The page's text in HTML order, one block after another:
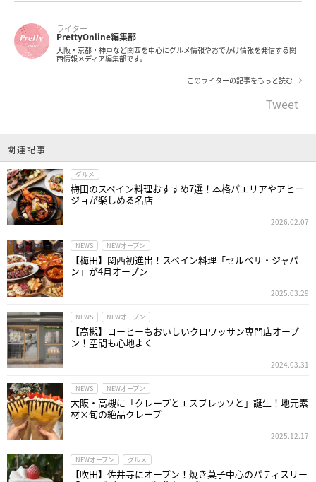
ライター
PrettyOnline編集部
大阪・京都・神戸など関西を中心にグルメ情報やおでかけ情報を発信する関
西情報メディア編集部です。
このライターの記事をもっと読む
Tweet
関連記事
グルメ
梅田のスペイン料理おすすめ7選！本格パエリアやアヒー
ジョが楽しめる名店
2026.02.07
NEWS NEWオープン
【梅田】関西初進出！スペイン料理「セルベサ・ジャパ
ン」が4月オープン
2025.03.29
NEWS NEWオープン
【高槻】コーヒーもおいしいクロワッサン専門店オープ
ン！空間も心地よく
2024.03.31
NEWS NEWオープン
大阪・高槻に「クレープとエスプレッソと」誕生！地元素
材×旬の絶品クレープ
2025.12.17
NEWオープン グルメ
【吹田】佐井寺にオープン！焼き菓子中心のパティスリー